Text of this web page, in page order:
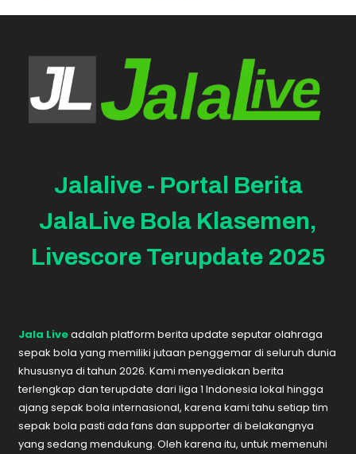
Jalalive - Portal Berita
JalaLive Bola Klasemen,
Livescore Terupdate 2025
Jala Liveadalah platform berita update seputar olahraga
sepak bola yang memiliki jutaan penggemar di seluruh dunia
khususnya di tahun 2026. Kami menyediakan berita
terlengkap dan terupdate dari liga 1 Indonesia lokal hingga
ajang sepak bola internasional, karena kami tahu setiap tim
sepak bola pasti ada fans dan supporter di belakangnya
yang sedang mendukung. Oleh karena itu, untuk memenuhi